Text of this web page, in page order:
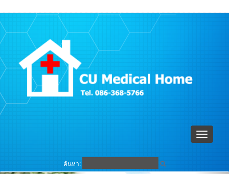
Toggle
ค้นหา: